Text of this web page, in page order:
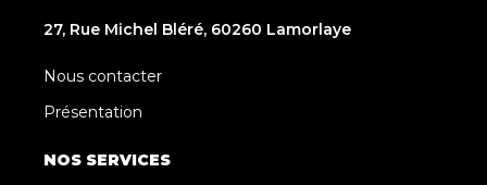
27, Rue Michel Bléré, 60260 Lamorlaye
Nous contacter
Présentation
NOS SERVICES